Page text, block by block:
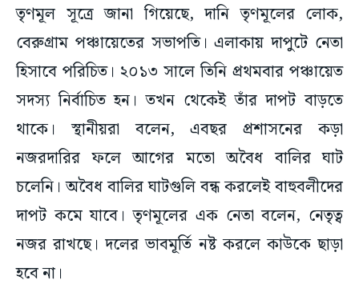
তৃণমূল সূত্রে জানা গিয়েছে, দানি তৃণমূলের লোক,
বেরুগ্রাম পঞ্চায়েতের সভাপতি। এলাকায় দাপুটে নেতা
হিসাবে পরিচিত। ২০১৩ সালে তিনি প্রথমবার পঞ্চায়েত
সদস্য নির্বাচিত হন। তখন থেকেই তাঁর দাপট বাড়তে
থাকে। স্থানীয়রা বলেন, এবছর প্রশাসনের কড়া
নজরদারির ফলে আগের মতো অবৈধ বালির ঘাট
চলেনি। অবৈধ বালির ঘাটগুলি বন্ধ করলেই বাহুবলীদের
দাপট কমে যাবে। তৃণমূলের এক নেতা বলেন, নেতৃত্ব
নজর রাখছে। দলের ভাবমূর্তি নষ্ট করলে কাউকে ছাড়া
হবে না।